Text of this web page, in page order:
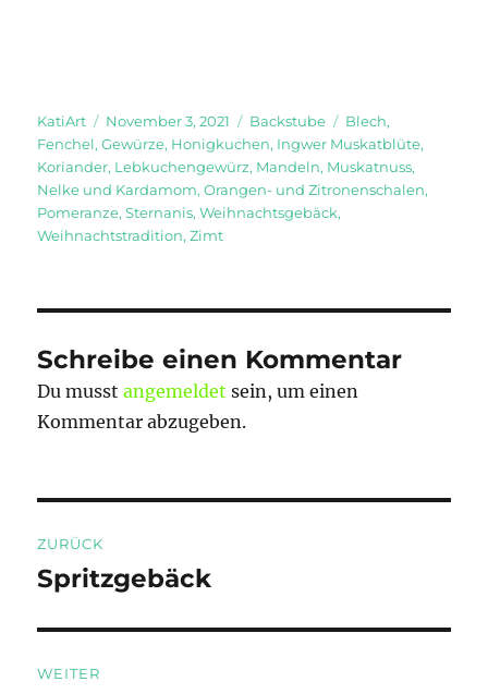
Autor
KatiArt
Veröffentlicht
am
November 3, 2021 Kategorien
Backstube Schlagwörter
Blech,
Fenchel,Gewürze, Honigkuchen, Ingwer Muskatblüte,
Koriander, Lebkuchengewürz, Mandeln, Muskatnuss,
Nelke und Kardamom,Orangen- und Zitronenschalen,
Pomeranze,Sternanis,Weihnachtsgebäck,
Weihnachtstradition,Zimt
Schreibe einen Kommentar
Du musstangemeldet sein, um einen
Kommentar abzugeben.
ZURÜCK
Vorheriger
Spritzgebäck
WEITER